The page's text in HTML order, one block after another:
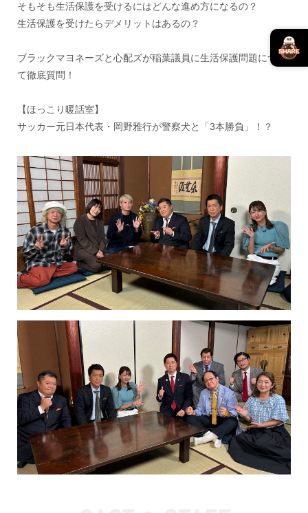
そもそも生活保護を受けるにはどんな進め方になるの？
生活保護を受けたらデメリットはあるの？
ブラックマヨネーズと心配ズが稲葉議員に生活保護問題につい
て徹底質問！
【ほっこり暖話室】
サッカー元日本代表・岡野雅行が警察犬と「3本勝負」！？